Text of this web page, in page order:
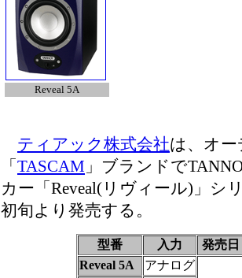
Reveal 5A
ティアック株式会社は、オ
「 TASCAM 」ブランドで
カー「Reveal(リヴィール)」シ
初旬より発売する。
型番 入力
発売日
Reveal 5A
アナログ